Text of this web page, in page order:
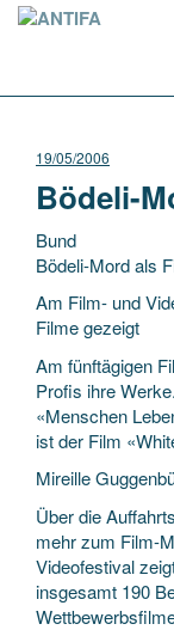
19/05/2006
Bödeli-
Bund
Bödeli-Mord als
Am Film- und
Filme gezeigt
Am fünftägigen
Profis ihre
«Menschen
ist der Film
Mireille
Über die
mehr zum Film-
Videofestival
insgesamt 190